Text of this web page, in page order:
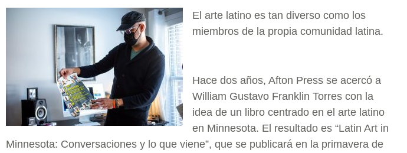
El arte latino es tan diverso como los
miembros de la propia comunidad latina.
Hace dos años, Afton Press se acercó a
William Gustavo Franklin Torres con la
idea de un libro centrado en el arte latino
en Minnesota. El resultado es “Latin Art in
Minnesota: Conversaciones y lo que viene”, que se publicará en la primavera de